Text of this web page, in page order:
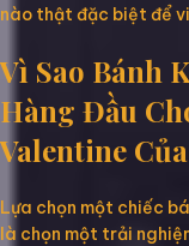
nào thật đặc biệt để
Vì Sao Bánh
Hàng Đầu
Valentine
Lựa chọn một chiếc
là chọn một trải